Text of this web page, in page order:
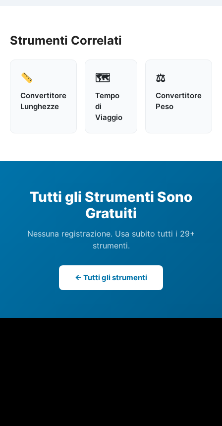
Strumenti Correlati
Convertitore
Lunghezze
🗺
Tempo
di
Viaggio
⚖
Convertitore
Peso
Tutti gli Strumenti Sono
Gratuiti
Nessuna registrazione. Usa subito tutti i 29+
strumenti.
← Tutti gli strumenti